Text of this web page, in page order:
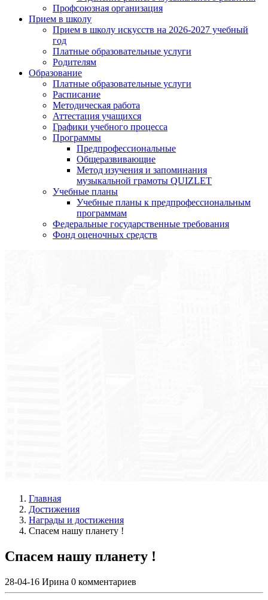
Профсоюзная организация
Прием в школу
Прием в школу искусств на 2026-2027 учебный
год
Платные образовательные услуги
Родителям
Образование
Платные образовательные услуги
Расписание
Методическая работа
Аттестация учащихся
Графики учебного процесса
Программы
Предпрофессиональные
Общеразвивающие
Метод изучения и запоминания
музыкальной грамоты QUIZLET
Учебные планы
Учебные планы к предпрофессиональным
программам
Федеральные государственные требования
Фонд оценочных средств
Главная
Достижения
Награды и достижения
Спасем нашу планету !
Спасем нашу планету !
28-04-16 Ирина 0 комментариев